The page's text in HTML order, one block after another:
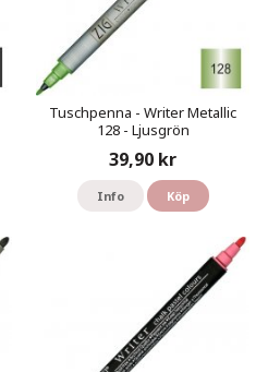
Tuschpenna - Writer Metallic
128 - Ljusgrön
39,90 kr
Info Köp